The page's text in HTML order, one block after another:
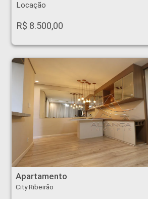
Locação
R$ 8.500,00
Apartamento - City Ribeirão - Ribeirão Preto
Apartamento
City Ribeirão